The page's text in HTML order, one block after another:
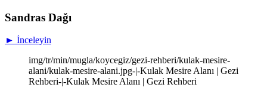
Sandras Dağı
► İnceleyin
img/tr/min/mugla/koycegiz/gezi-rehberi/kulak-mesire-
alani/kulak-mesire-alani.jpg-|-Kulak Mesire Alanı | Gezi
Rehberi-|-Kulak Mesire Alanı | Gezi Rehberi